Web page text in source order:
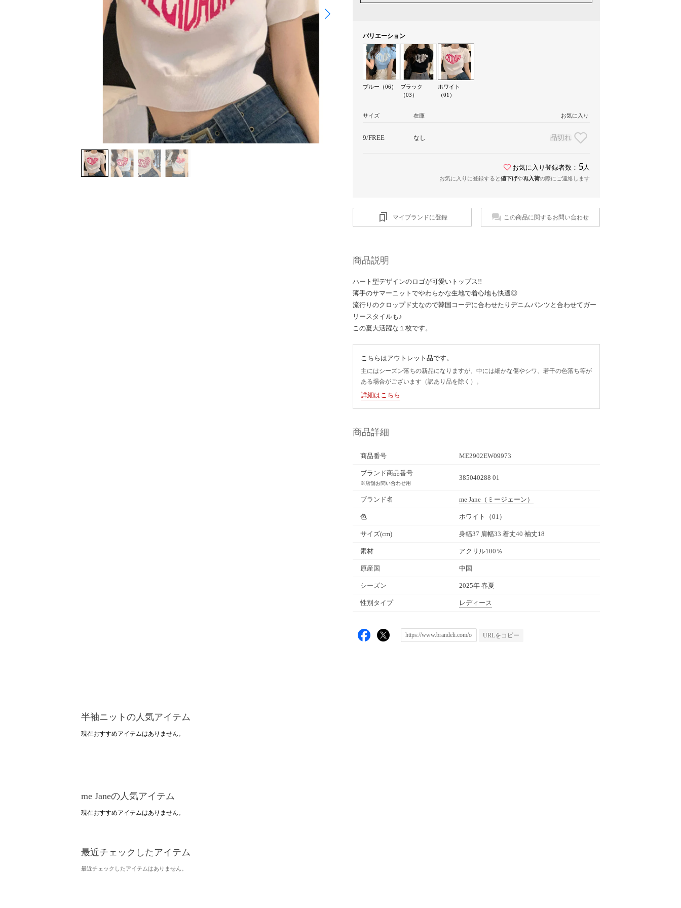
バリエーション
ブルー（06）
ブラック
（03）
ホワイト
（01）
サイズ 在庫 お気に入り
9/FREE なし 品切れ
お気に入り登録者数： 5 人
お気に入りに登録すると値下げや再入荷の際にご連絡します
マイブランドに登録 この商品に関するお問い合わせ
商品説明
ハート型デザインのロゴが可愛いトップス!!
薄手のサマーニットでやわらかな生地で着心地も快適◎
流行りのクロップド丈なので韓国コーデに合わせたりデニムパンツと合わせてガー
リースタイルも♪
この夏大活躍な１枚です。
こちらはアウトレット品です。
主にはシーズン落ちの新品になりますが、中には細かな傷やシワ、若干の色落ち等が
ある場合がございます（訳あり品を除く）。
詳細はこちら
商品詳細
商品番号 ME2902EW09973
ブランド商品番号
※店舗お問い合わせ用
385040288 01
ブランド名 me Jane （ミージェーン）
色 ホワイト（01）
サイズ(cm) 身幅37 肩幅33 着丈40 袖丈18
素材 アクリル100％
原産国 中国
シーズン 2025年 春夏
性別タイプ レディース
URLをコピー
半袖ニットの人気アイテム
現在おすすめアイテムはありません。
me Janeの人気アイテム
現在おすすめアイテムはありません。
最近チェックしたアイテム
最近チェックしたアイテムはありません。